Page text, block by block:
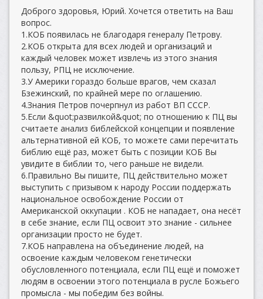
Доброго здоровья, Юрий. Хочется ответить на Ваш
вопрос.
1.КОБ появилась не благодаря генералу Петрову.
2.КОБ открыта для всех людей и организаций и
каждый человек может извлечь из этого знания
пользу, РПЦ не исключение.
3.У Америки гораздо больше врагов, чем сказал
Бзежинский, по крайней мере по оглашению.
4.Знания Петров почерпнул из работ ВП СССР.
5.Если &quot;развилкой&quot; по отношению к ПЦ вы
считаете анализ библейской концепции и появление
альтернативной ей КОБ, то можете сами перечитать
библию ещё раз, может быть с позиции КОБ Вы
увидите в библии то, чего раньше не видели.
6.Правильно Вы пишите, ПЦ действительно может
выступить с призывом к народу России поддержать
национальное освобождение России от
Американской оккупации . КОБ не нападает, она несёт
в себе знание, если ПЦ освоит это знание - сильнее
организации просто не будет.
7.КОБ направлена на объединение людей, на
освоение каждым человеком генетически
обусловленного потенциала, если ПЦ ещё и поможет
людям в освоении этого потенциала в русле Божьего
промысла - мы победим без войны.